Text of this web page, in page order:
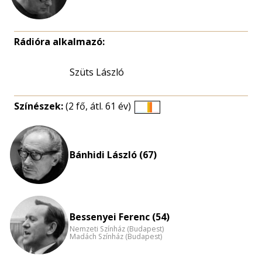
Rádióra alkalmazó:
Szüts László
Színészek:(2 fő, átl. 61 év)
Bánhidi László (67)
Bessenyei Ferenc (54)
Nemzeti Színház (Budapest)
Madách Színház (Budapest)